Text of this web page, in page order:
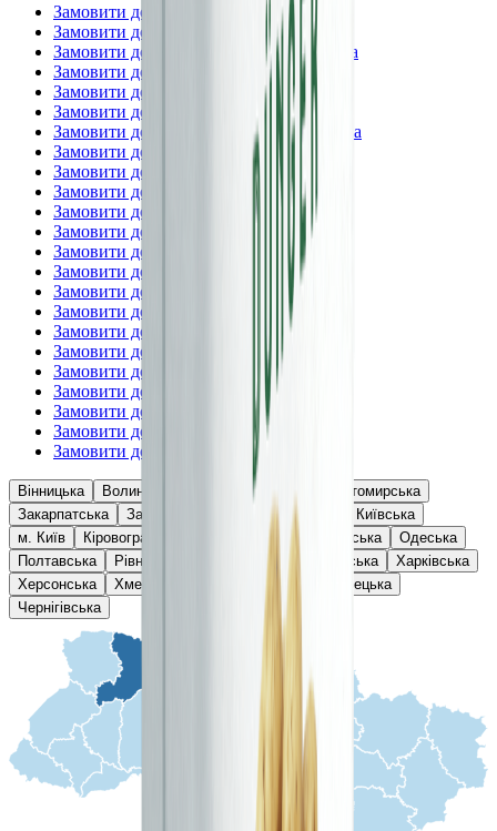
Замовити добрива —
Вінницька
Замовити добрива —
Волинська
Замовити добрива —
Дніпропетровська
Замовити добрива —
Житомирська
Замовити добрива —
Закарпатська
Замовити добрива —
Запорізька
Замовити добрива —
Івано-Франківська
Замовити добрива —
Київська
Замовити добрива —
м. Київ
Замовити добрива —
Кіровоградська
Замовити добрива —
Львівська
Замовити добрива —
Миколаївська
Замовити добрива —
Замовити добрива —
Полтавська
Замовити добрива —
Рівненська
Замовити добрива —
Замовити добрива —
Тернопільська
Замовити добрива —
Харківська
Замовити добрива —
Херсонська
Замовити добрива —
Хмельницька
Замовити добрива —
Черкаська
Замовити добрива —
Чернівецька
Замовити добрива —
Чернігівська
Вінницька Волинська Дніпропетровська
Житомирська
Закарпатська
Запорізька Івано-Франківська
Київська
м. Київ
Кіровоградська Львівська Миколаївська
Одеська
Полтавська
Рівненська Тернопільська
Харківська
Херсонська
Хмельницька Черкаська
Чернівецька
Чернігівська